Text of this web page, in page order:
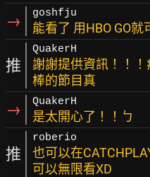
→ goshfju
能看了 用HBO GO就
推
QuakerH
謝謝提供資訊！！
棒的節目真
→ QuakerH
是太開心了！！ㄅ
推
roberio
也可以在
可以無限看XD